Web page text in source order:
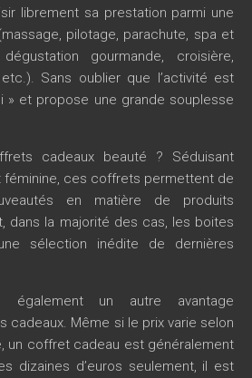
librement sa prestation parmi une
pilotage, parachute, spa et
gourmande, croisière,
Sans oublier que l’activité est
» et propose une grande souplesse
cadeaux beauté ? Séduisant
féminine, ces coffrets permettent de
en matière de produits
dans la majorité des cas, les boites
sélection inédite de dernières
également un autre avantage
cadeaux. Même si le prix varie selon
un coffret cadeau est généralement
dizaines d’euros seulement, il est